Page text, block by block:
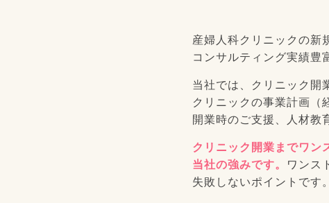
産婦人科クリニックの新
コンサルティング実績豊
当社では、クリニック開
クリニックの事業計画（
開業時のご支援、人材教
クリニック開業までワン
当社の強みです。
ワンス
失敗しないポイントです。